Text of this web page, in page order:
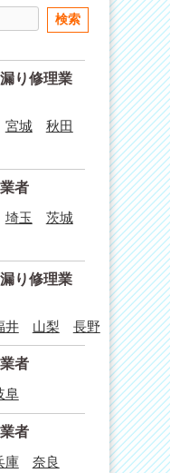
り修理業
宮城
秋田
者
埼玉
茨城
り修理業
井 山梨 長野
者
阜
者
庫
奈良